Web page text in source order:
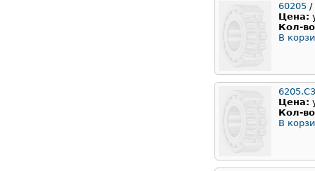
60205 /
Цена:
Кол-
В
6205.C3
Цена:
Кол-
В